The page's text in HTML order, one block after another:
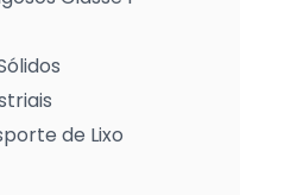
de Lixo